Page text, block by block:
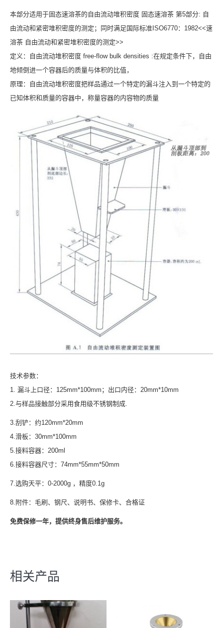
本部分适用于固态速溶茶的自由流动堆积密度 固态速溶茶 第5部分: 自
由流动和紧密堆积密度的测定；同时满足国际标准ISO6770：1982<<速
溶茶 自由流动和紧密堆积密度的测定>>
定义：自由流动堆积密度 free-flow bulk densities :在规定条件下，自由
地倾倒进一个容器后的质量与体积的比值，
原理：自由流动堆积密度把样品通过一个特定的漏斗注入到一个特定的
已知体积和质量的容器中，称量容器的内容物的质量
技术参数：
1. 漏斗上口径：125mm*100mm；出口内径：20mm*10mm
2.与样品接触部分采用食用级不锈钢制成.
3.刮铲：约120mm*20mm
4.滑板：30mm*100mm
5.接料容器：200ml
6.接料容器尺寸：74mm*55mm*50mm
7.选购天平：0-2000g ，精度0.1g
8.附件：毛刷、钢尺、说明书、保修卡、合格证
免费保修一年，提供终身售后维护服务。
相关产品